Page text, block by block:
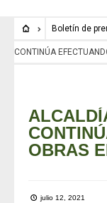
Boletín de
CONTINÚA
OBRAS
julio 12, 2021